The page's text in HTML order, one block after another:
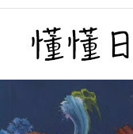
Skip
content